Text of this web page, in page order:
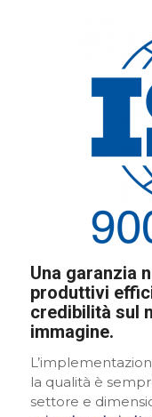
Una garanzia
produttivi
credibilità sul
immagine.
la qualità è
settore e